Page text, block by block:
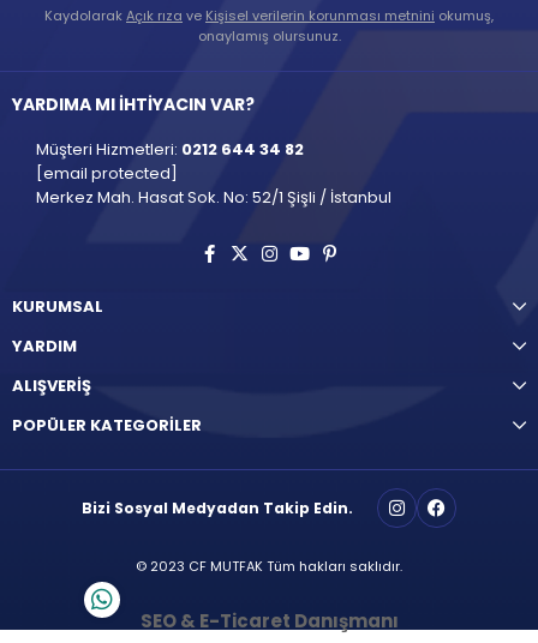
KaydolarakAçık rıza ve Kişisel verilerin korunması metnini okumuş,
onaylamış olursunuz.
YARDIMA MI İHTİYACIN VAR?
Müşteri Hizmetleri: 0212 644 34 82
[email protected]
Merkez Mah. Hasat Sok. No: 52/1 Şişli / İstanbul
KURUMSAL
YARDIM
ALIŞVERİŞ
POPÜLER KATEGORİLER
Bizi Sosyal Medyadan Takip Edin.
© 2023 CF MUTFAK Tüm hakları saklıdır.
SEO & E-Ticaret Danışmanı